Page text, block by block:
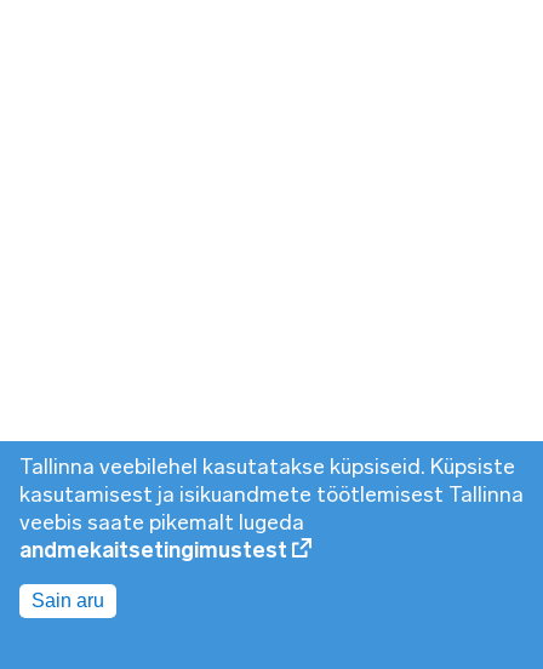
Tallinna veebilehel kasutatakse küpsiseid. Küpsiste
kasutamisest ja isikuandmete töötlemisest Tallinna
veebis saate pikemalt lugeda
andmekaitsetingimustest
Sain aru